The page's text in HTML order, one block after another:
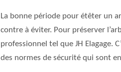
La bonne période pour étêter un
contre à éviter. Pour préserver
professionnel tel que JH Elagage.
des normes de sécurité qui sont